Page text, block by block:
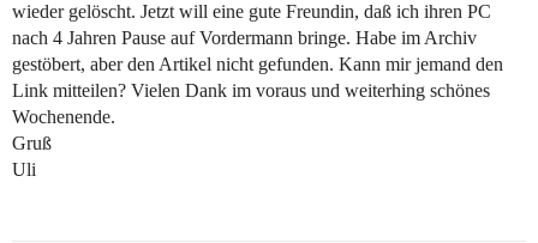
wieder gelöscht. Jetzt will eine gute Freundin, daß ich ihren PC
nach 4 Jahren Pause auf Vordermann bringe. Habe im Archiv
gestöbert, aber den Artikel nicht gefunden. Kann mir jemand den
Link mitteilen? Vielen Dank im voraus und weiterhing schönes
Wochenende.
Gruß
Uli